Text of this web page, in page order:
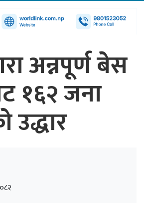
अन्नपूर्ण बेस
१६२ जना
उद्धार